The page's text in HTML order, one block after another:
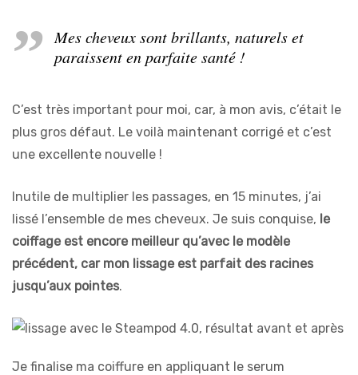
Mes cheveux sont brillants, naturels et
paraissent en parfaite santé !
C’est très important pour moi, car, à mon avis, c’était le
plus gros défaut. Le voilà maintenant corrigé et c’est
une excellente nouvelle !
Inutile de multiplier les passages, en 15 minutes, j’ai
lissé l’ensemble de mes cheveux. Je suis conquise, le
coiffage est encore meilleur qu’avec le modèle
précédent, car mon lissage est parfait des racines
jusqu’aux pointes.
Je finalise ma coiffure en appliquant le serum